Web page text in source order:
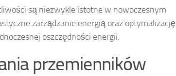
są niezwykle istotne w nowoczesnym
zarządzanie energią oraz optymalizację
oszczędności energii.
przemienników